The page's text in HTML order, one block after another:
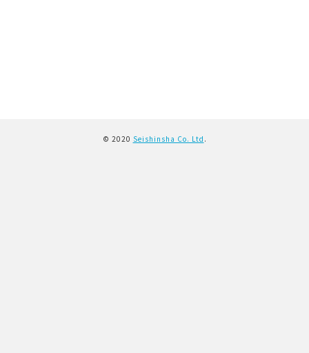
© 2020 Seishinsha Co. Ltd .